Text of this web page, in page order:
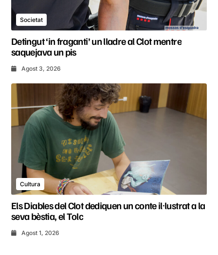
Societat
Detingut ‘in fraganti’ un lladre al Clot mentre
saquejava un pis
Agost 3, 2026
Cultura
Els Diables del Clot dediquen un conte il·lustrat a la
seva bèstia, el Tolc
Agost 1, 2026